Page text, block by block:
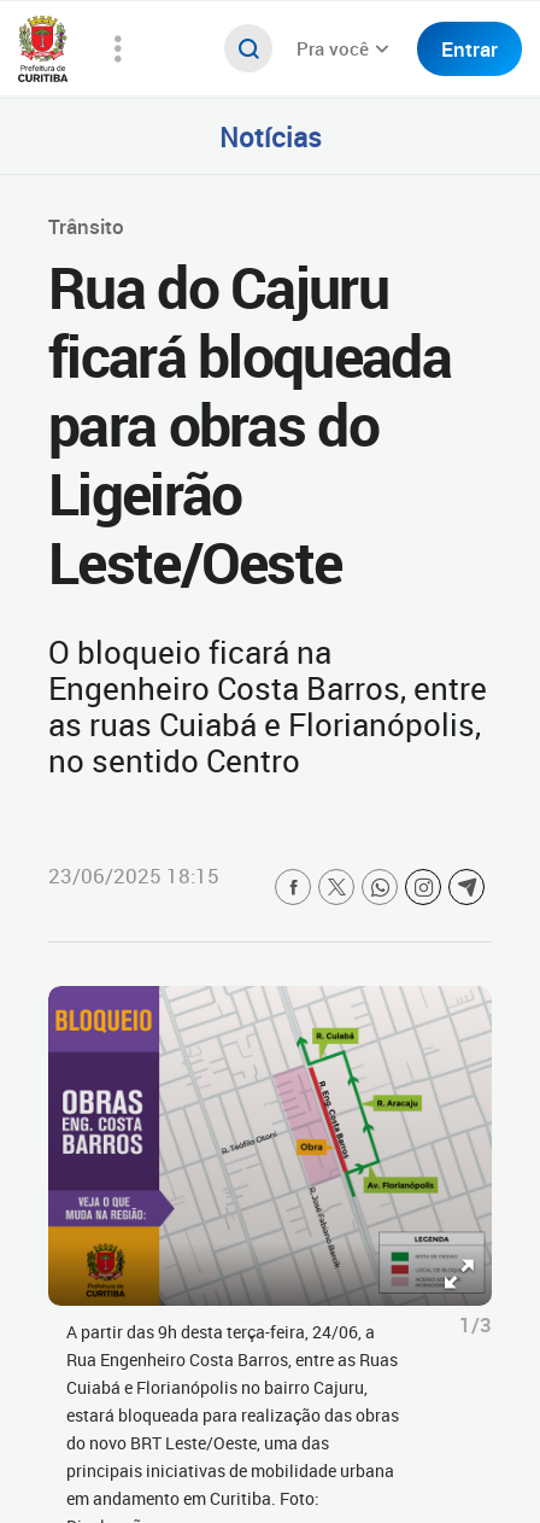
Pra você Entrar
Notícias
Trânsito
Rua do Cajuru
ficará bloqueada
para obras do
Ligeirão
Leste/Oeste
O bloqueio ficará na
Engenheiro Costa Barros, entre
as ruas Cuiabá e Florianópolis,
no sentido Centro
23/06/2025 18:15
A partir das 9h desta terça-feira, 24/06, a
Rua Engenheiro Costa Barros, entre as Ruas
Cuiabá e Florianópolis no bairro Cajuru,
estará bloqueada para realização das obras
do novo BRT Leste/Oeste, uma das
principais iniciativas de mobilidade urbana
em andamento em Curitiba. Foto:
1/3